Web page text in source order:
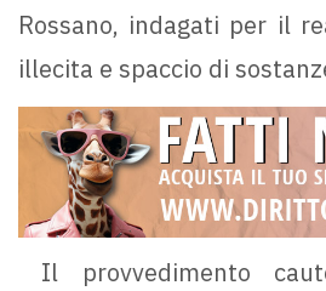
Rossano, indagati per il
illecita e spaccio di
Il provvedimento